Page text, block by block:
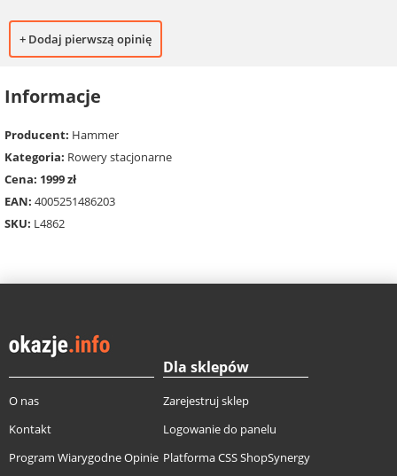
+ Dodaj pierwszą opinię
Informacje
Producent: Hammer
Kategoria: Rowery stacjonarne
Cena: 1999 zł
EAN: 4005251486203
SKU: L4862
O nas
Kontakt
Program Wiarygodne Opinie
Dla sklepów
Zarejestruj sklep
Logowanie do panelu
Platforma CSS ShopSynergy